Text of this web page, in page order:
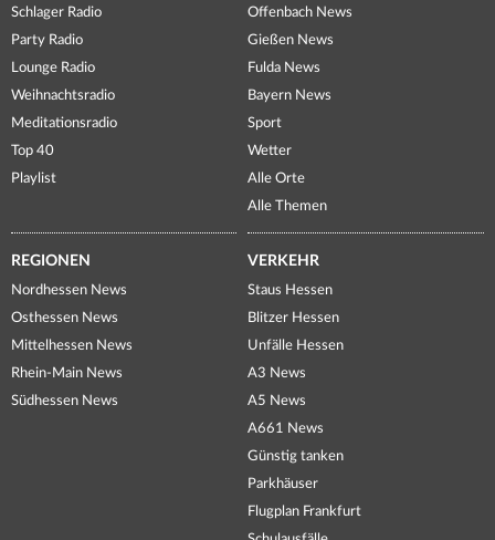
Schlager Radio
Party Radio
Lounge Radio
Weihnachtsradio
Meditationsradio
Top 40
Playlist
Offenbach News
Gießen News
Fulda News
Bayern News
Sport
Wetter
Alle Orte
Alle Themen
REGIONEN
Nordhessen News
Osthessen News
Mittelhessen News
Rhein-Main News
Südhessen News
VERKEHR
Staus Hessen
Blitzer Hessen
Unfälle Hessen
A3 News
A5 News
A661 News
Günstig tanken
Parkhäuser
Flugplan Frankfurt